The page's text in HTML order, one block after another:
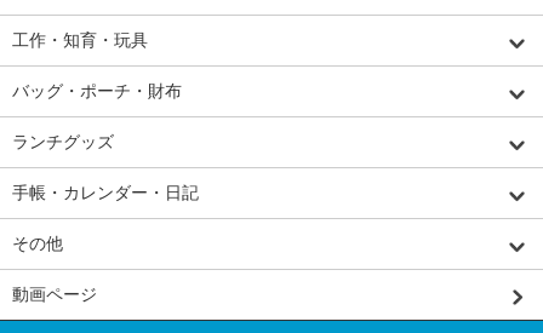
工作・知育・玩具
バッグ・ポーチ・財布
ランチグッズ
手帳・カレンダー・日記
その他
動画ページ